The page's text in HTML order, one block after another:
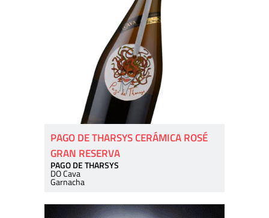
PAGO DE THARSYS CERÁMICA ROSÉ
GRAN RESERVA
PAGO DE THARSYS
DO Cava
Garnacha